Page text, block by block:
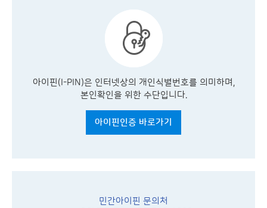
아이핀(I-PIN)은 인터넷상의 개인식별번호를 의미하며,
본인확인을 위한 수단입니다.
아이핀인증 바로가기
민간아이핀 문의처